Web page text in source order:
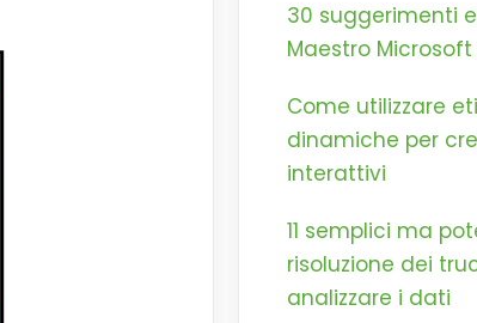
30 suggerimenti
Maestro Microsoft
Come utilizzare
dinamiche per
interattivi
11 semplici ma
risoluzione dei
analizzare i dati